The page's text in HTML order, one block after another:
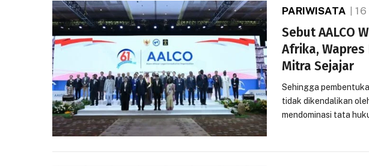
PARIWISATA
Sebut AALCO
Afrika, Wapres
Mitra Sejajar
Sehingga
tidak dikendalikan
mendominasi tata